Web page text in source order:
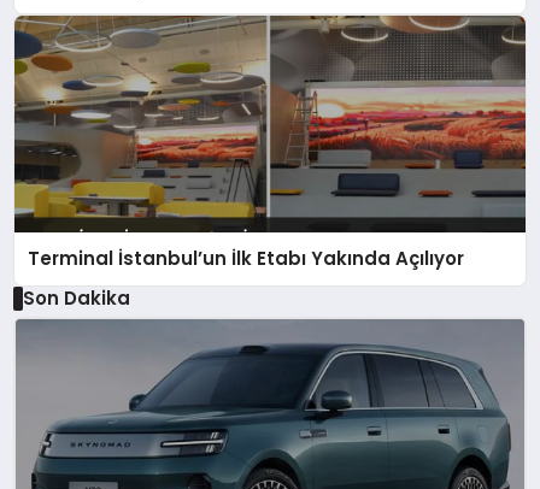
Terminal İstanbul’un İlk Etabı Yakında Açılıyor
Son Dakika